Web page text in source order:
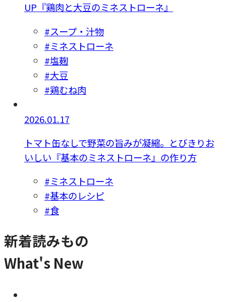
UP『鶏肉と大豆のミネストローネ』
#スープ・汁物
#ミネストローネ
#塩麹
#大豆
#鶏むね肉
2026.01.17
トマト缶なしで野菜の旨みが凝縮。とびきりお
いしい『基本のミネストローネ』の作り方
#ミネストローネ
#基本のレシピ
#食
新着読みもの
What's New